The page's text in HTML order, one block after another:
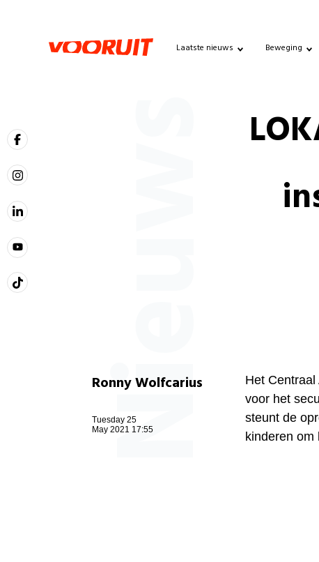
Laatste nieuws Beweging
Nieuws
Ronny Wolfcarius
Tuesday 25
May 2021 17:55
Het
voor het
steunt de
kinderen om